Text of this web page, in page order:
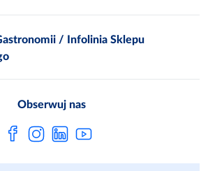
Danych
niefinansowe
Kulinarne
w MAKRO Online
promocyjnych
/ Infolinia Sklepu
Obserwuj nas